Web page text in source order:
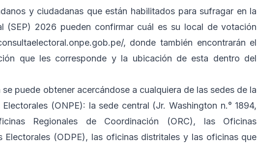
y ciudadanas que están habilitados para sufragar en la
(SEP) 2026 pueden confirmar cuál es su local de votación
, donde también encontrarán el
que les corresponde y la ubicación de esta dentro del
puede obtener acercándose a cualquiera de las sedes de la
(ONPE): la sede central (Jr. Washington n.° 1894,
Regionales de Coordinación (ORC), las Oficinas
Electorales (ODPE), las oficinas distritales y las oficinas que